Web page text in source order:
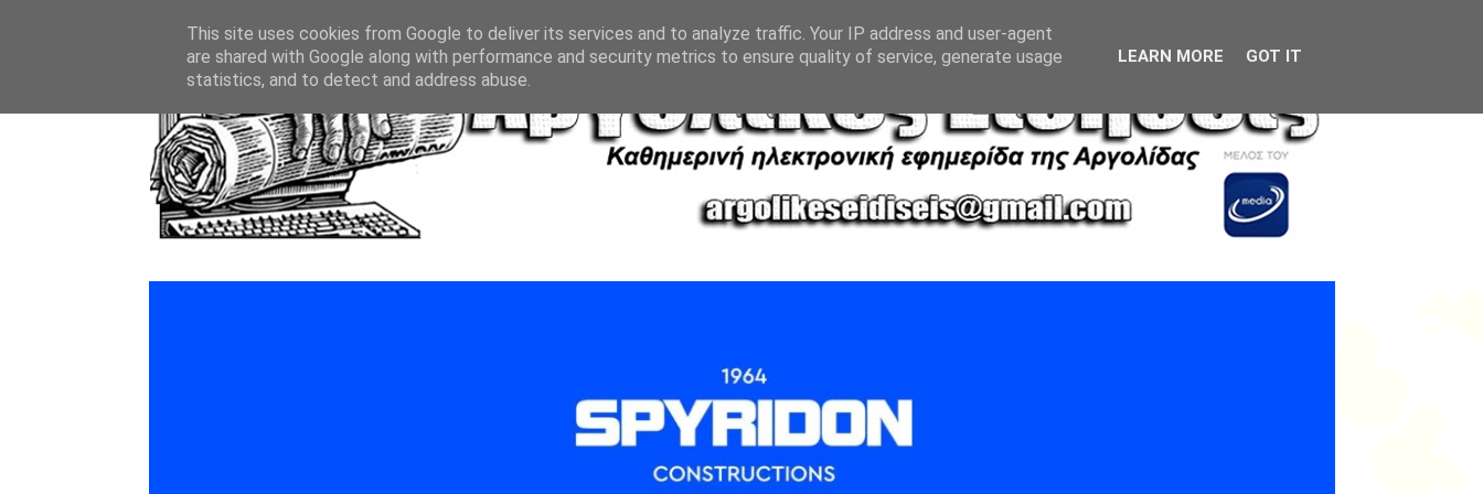
This site uses cookies from Google to deliver its services and to analyze traffic. Your IP address and user-agent
are shared with Google along with performance and security metrics to ensure quality of service, generate usage
statistics, and to detect and address abuse.
LEARN MORE GOT IT